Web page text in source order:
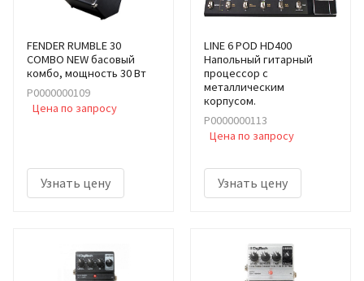
FENDER RUMBLE 30
COMBO NEW басовый
комбо, мощность 30 Вт
Р0000000109
Цена по запросу
Узнать цену
LINE 6 POD HD400
Напольный гитарный
процессор с
металлическим
корпусом.
Р0000000113
Цена по запросу
Узнать цену